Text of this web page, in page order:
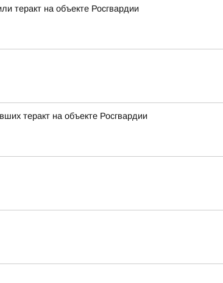
теракт на объекте Росгвардии
теракт на объекте Росгвардии